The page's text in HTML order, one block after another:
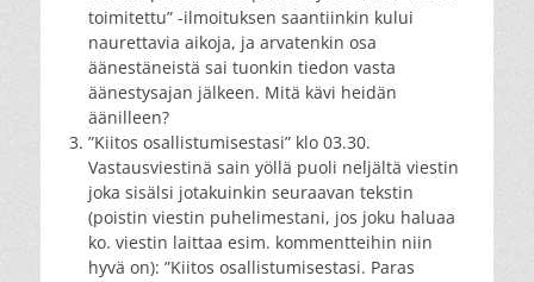
toimitettu” -ilmoituksen saantiinkin kului
naurettavia aikoja, ja arvatenkin osa
äänestäneistä sai tuonkin tiedon vasta
äänestysajan jälkeen. Mitä kävi heidän
äänilleen?
”Kiitos osallistumisestasi” klo 03.30.
Vastausviestinä sain yöllä puoli neljältä viestin
joka sisälsi jotakuinkin seuraavan tekstin
(poistin viestin puhelimestani, jos joku haluaa
ko. viestin laittaa esim. kommentteihin niin
hyvä on): ”Kiitos osallistumisestasi. Paras